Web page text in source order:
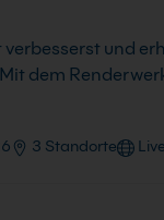
und
dem
3 Standorte